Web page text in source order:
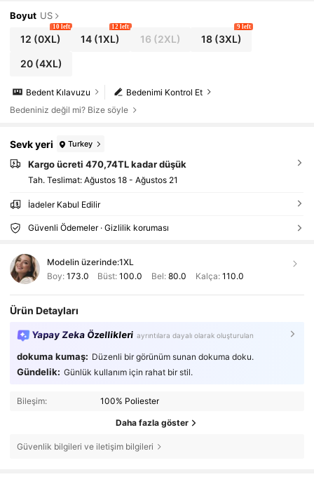
Boyut US
12 (0XL)
10 left
14 (1XL)
12 left
16 (2XL) 18(3XL)
9 left
20(4XL)
Bedenimi Kontrol Et
Bedent Kılavuzu
Bedeniniz değil mi? Bize söyle
Sevk yeri Turkey
Kargo ücreti 470,74TL kadar düşük
Tah. Teslimat: Ağustos 18 - Ağustos 21
İadeler Kabul Edilir
Güvenli Ödemeler · Gizlilik koruması
Modelin üzerinde:1XL
Boy: 173.0 Büst:100.0 Bel: 80.0 Kalça: 110.0
Ürün Detayları
Yapay Zeka Özellikleri ayrıntılara dayalı olarak oluşturulan
dokuma kumaş: Düzenli bir görünüm sunan dokuma doku.
Gündelik: Günlük kullanım için rahat bir stil.
Bileşim: 100% Poliester
Daha fazla göster
Güvenlik bilgileri ve iletişim bilgileri